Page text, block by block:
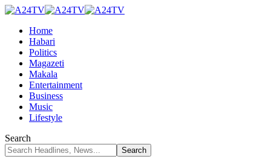
Home
Habari
Politics
Magazeti
Makala
Entertainment
Business
Music
Lifestyle
Search